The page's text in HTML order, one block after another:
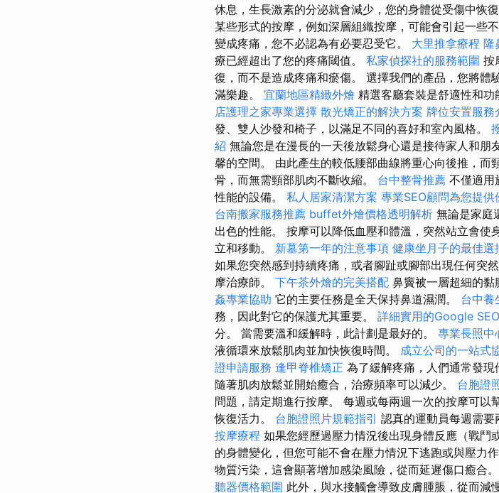
休息，生長激素的分泌就會減少，您的身體從受傷中恢
某些形式的按摩，例如深層組織按摩，可能會引起一些
變成疼痛，您不必認為有必要忍受它。 大里推拿療程 隆
療已經超出了您的疼痛閾值。 私家偵探社的服務範圍 按
復，而不是造成疼痛和瘀傷。 選擇我們的產品，您將
滿樂趣。 宜蘭地區精緻外燴 精選客廳套裝是舒適性和功
店護理之家專業選擇 散光矯正的解決方案 牌位安置服務
發、雙人沙發和椅子，以滿足不同的喜好和室內風格。
紹 無論您是在漫長的一天後放鬆身心還是接待家人和朋
馨的空間。 由此產生的較低腰部曲線將重心向後推，
骨，而無需頸部肌肉不斷收縮。 台中整骨推薦 不僅適用
性能的設備。 私人居家清潔方案 專業SEO顧問為您提供
台南搬家服務推薦 buffet外燴價格透明解析 無論是家庭
出色的性能。 按摩可以降低血壓和體溫，突然站立會
立和移動。 新墓第一年的注意事項 健康坐月子的最佳選
如果您突然感到持續疼痛，或者腳趾或腳部出現任何突
摩治療師。 下午茶外燴的完美搭配 鼻竇被一層超細的黏
姦專業協助 它的主要任務是全天保持鼻道濕潤。 台中養
務，因此對它的保護尤其重要。 詳細實用的Google
分。 當需要溫和緩解時，此計劃是最好的。 專業長照中
液循環來放鬆肌肉並加快恢復時間。 成立公司的一站式
證申請服務 逢甲脊椎矯正 為了緩解疼痛，人們通常發現
隨著肌肉放鬆並開始癒合，治療頻率可以減少。 台胞證
問題，請定期進行按摩。 每週或每兩週一次的按摩可
恢復活力。 台胞證照片規範指引 認真的運動員每週需要
按摩療程 如果您經歷過壓力情況後出現身體反應（戰鬥
的身體變化，但您可能不會在壓力情況下逃跑或與壓力作
物質污染，這會顯著增加感染風險，從而延遲傷口癒合。
聽器價格範圍 此外，與水接觸會導致皮膚腫脹，從而減